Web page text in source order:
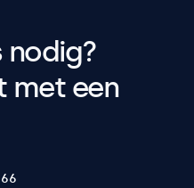
nodig?
met een